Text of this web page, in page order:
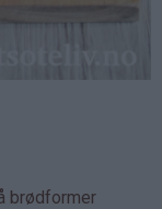
brødformer